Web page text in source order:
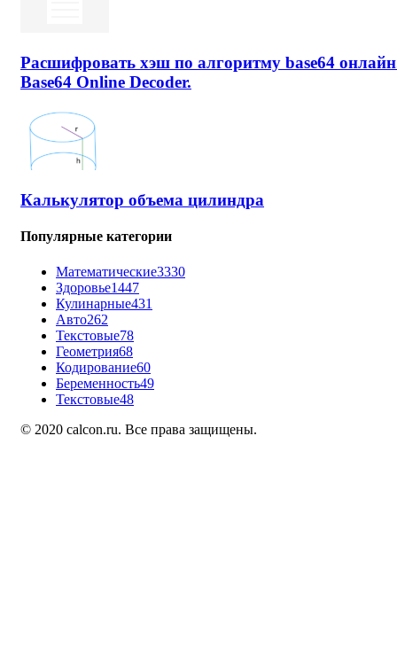
Расшифровать хэш по алгоритму base64
Base64 Online Decoder.
Калькулятор объема цилиндра
Популярные категории
Математические3330
Здоровье1447
Кулинарные431
Авто262
Текстовые78
Геометрия68
Кодирование60
Беременность49
Текстовые48
© 2020 calcon.ru. Все права защищены.